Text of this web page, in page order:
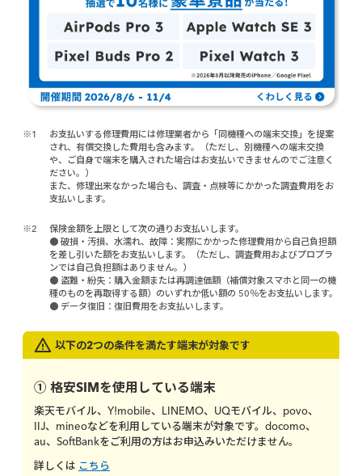
※1
お支払いする修理費用には修理業者から「同機種への端末交換」を提案
され、有償交換した費用も含みます。（ただし、別機種への端末交換
や、ご自身で端末を購入された場合はお支払いできませんのでご注意く
ださい。）
また、修理出来なかった場合も、調査・点検等にかかった調査費用をお
支払いします。
※2
保険金額を上限として次の通りお支払いします。
● 破損・汚損、水濡れ、故障：実際にかかった修理費用から自己負担額
を差し引いた額をお支払いします。（ただし、調査費用およびプロプラ
ンでは自己負担額はありません。）
● 盗難・紛失：購入金額または再調達価額（補償対象スマホと同一の機
種のものを再取得する額）のいずれか低い額の 50％をお支払いします。
● データ復旧：復旧費用をお支払いします。
以下の2つの条件を満たす端末が対象です
① 格安SIMを使用している端末
楽天モバイル、Y!mobile、LINEMO、UQモバイル、povo、
IIJ、mineoなどを利用している端末が対象です。docomo、
au、SoftBankをご利用の方はお申込みいただけません。
詳しくは こちら